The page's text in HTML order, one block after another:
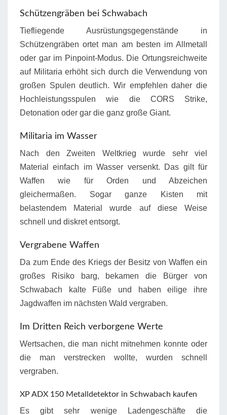
Schützengräben bei Schwabach
Tiefliegende Ausrüstungsgegenstände in
Schützengräben ortet man am besten im Allmetall
oder gar im Pinpoint-Modus. Die Ortungsreichweite
auf Militaria erhöht sich durch die Verwendung von
großen Spulen deutlich. Wir empfehlen daher die
Hochleistungsspulen wie die CORS Strike,
Detonation oder gar die ganz große Giant.
Militaria im Wasser
Nach den Zweiten Weltkrieg wurde sehr viel
Material einfach im Wasser versenkt. Das gilt für
Waffen wie für Orden und Abzeichen
gleichermaßen. Sogar ganze Kisten mit
belastendem Material wurde auf diese Weise
schnell und diskret entsorgt.
Vergrabene Waffen
Da zum Ende des Kriegs der Besitz von Waffen ein
großes Risiko barg, bekamen die Bürger von
Schwabach kalte Füße und haben eilige ihre
Jagdwaffen im nächsten Wald vergraben.
Im Dritten Reich verborgene Werte
Wertsachen, die man nicht mitnehmen konnte oder
die man verstrecken wollte, wurden schnell
vergraben.
XP ADX 150 Metalldetektor in Schwabach kaufen
Es gibt sehr wenige Ladengeschäfte die